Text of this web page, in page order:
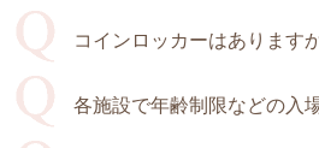
コインロッカーはあります
各施設で年齢制限などの入